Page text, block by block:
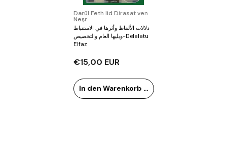
Verkäufer:
Darül Feth lid Dirasat ven
Neşr
دلالات الألفاظ وأثرها في الاستنباط
ويليها العام والتخصيص-Delalatu
Elfaz
€15,00 EUR
In den Warenkorb legen